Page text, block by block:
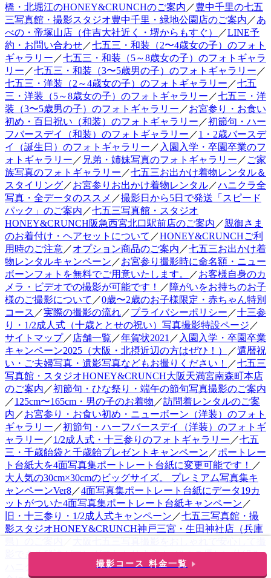
撮影コース 料金一覧
橋・北堀江のHONEY&CRUNCHのご案内 ／豊中千里の七五
三写真館・撮影スタジオ豊中千里・緑地公園店のご案内 ／あ
べの・帝塚山店（住吉大社近く・堺からもすぐ）
／LINE予
約・お問い合わせ／七五三・和装（2〜4歳女の子）のフォト
ギャラリー ／七五三・和装（5～8歳女の子）のフォトギャラ
リー ／七五三・和装（3〜5歳男の子）のフォトギャラリー ／
七五三・洋装（2～4歳女の子）のフォトギャラリー ／七五
三・洋装（5～8歳女の子）のフォトギャラリー ／七五三・洋
装（3〜5歳男の子）のフォトギャラリー ／お宮参り・お食い
初め・百日祝い（和装）のフォトギャラリー ／初節句・ハー
フバースデイ（和装）のフォトギャラリー ／1・2歳バースデ
イ（誕生日）のフォトギャラリー ／ 入園入学・卒園卒業のフ
ォトギャラリー ／ 兄弟・姉妹写真のフォトギャラリー ／ ご家
族写真のフォトギャラリー ／七五三お出かけ着物レンタル＆
スタイリング／お宮参りお出かけ着物レンタル／ハニクラ全
写真・全データのススメ ／撮影日から5日で発送「スピード
パック」のご案内 ／七五三写真館・スタジオ
HONEY&CRUNCH阪急西宮北口駅前店のご案内 ／親御さま
のお着付け・ヘアセットについて ／HONEY&CRUNCHご利
用時のご注意／オプション商品のご案内 ／七五三お出かけ着
物レンタルキャンペーン ／お宮参り撮影時に命名額・ニュー
ボーンフォトを無料でご用意いたします。
／お客様自身のカ
メラ・ビデオでの撮影が可能です！ ／障がいをお持ちのお子
様のご撮影について ／0歳〜2歳のお子様限定・赤ちゃん特別
コース ／実際の撮影の流れ／プライバシーポリシー ／十三参
り・1/2成人式（十歳ととせの祝い）写真撮影特設ページ ／
サイトマップ／ 店舗一覧 ／年賀状2021 ／ 入園入学・卒園卒業
キャンペーン2025（大阪・北摂近辺の方はぜひ！）
／還暦祝
い・ご夫婦写真・遺影写真などもお撮りください！ ／七五三
写真館・スタジオHONEY&CRUNCH大阪天満宮南森町本店
のご案内 ／初節句・ひな祭り・端午の節句写真撮影のご案内
／125cm〜165cm・男の子のお着物 ／訪問着レンタルのご案
内 ／お宮参り・お食い初め・ニューボーン（洋装）のフォト
ギャラリー ／初節句・ハーフバースデイ（洋装）のフォトギ
ャラリー ／1/2成人式・十三参りのフォトギャラリー ／七五
三・千歳飴袋と千歳飴プレゼントキャンペーン ／ポートレー
ト台紙大を4面写真集ポートレート台紙に変更可能です！ ／
大人気の30cm×30cmのビッグサイズ。 プレミアム写真集キ
ャンペーンVer8／4面写真集ポートレート台紙にデータ19カ
ットがついた4面写真集ポートレート台紙キャンペーン ／
旧・十三参り・1/2成人式キャンペーン ／七五三写真館・撮
影スタジオHONEY&CRUNCH神戸三宮・生田神社店（兵庫
影できる秘訣がマンガでわかります！／9つの優しい仕組み
／赤ちゃん特別コースの撮影コース・料